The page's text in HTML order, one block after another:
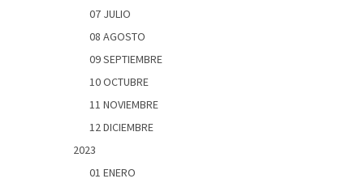
07 JULIO
08 AGOSTO
09 SEPTIEMBRE
10 OCTUBRE
11 NOVIEMBRE
12 DICIEMBRE
2023
01 ENERO